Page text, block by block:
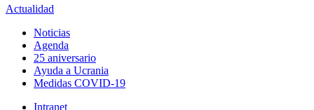
Actualidad
Noticias
Agenda
25 aniversario
Ayuda a Ucrania
Medidas COVID-19
Intranet